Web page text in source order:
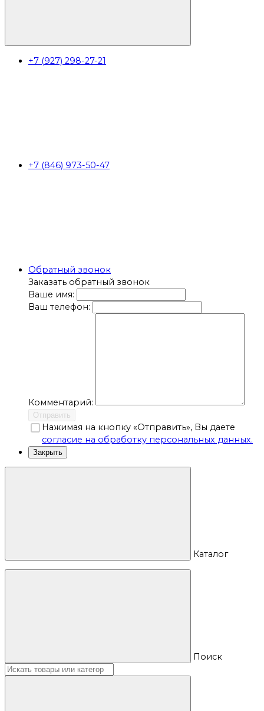
+7 (927) 298-27-21
+7 (846) 973-50-47
Обратный звонок
Заказать обратный звонок
Ваше имя:
Ваш телефон:
Комментарий:
Отправить
Нажимая на кнопку «Отправить», Вы даете
согласие на обработку персональных данных.
Закрыть
Каталог
Поиск